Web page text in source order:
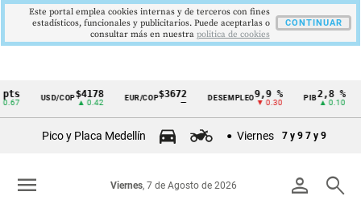
Cintillo
Colombia
USD/COP$4178
▲ 0.42
EUR/COP$3672 DESEMPLEO9,9 %
▼ 0.30
PIB 2,8 %
▲ 0.10
TRM
Pico y Placa Medellín Viernes 7 y 9 7 y 9
person search
Viernes, 7 de Agosto de 2026
menu
Este portal emplea cookies internas y de terceros con fines
estadísticos, funcionales y publicitarios. Puede aceptarlas o
consultar más en nuestra politica de cookies
CONTINUAR